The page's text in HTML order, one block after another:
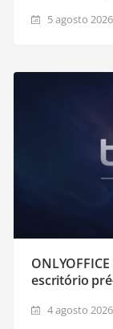
5 agosto 2026
escritório
4 agosto 2026